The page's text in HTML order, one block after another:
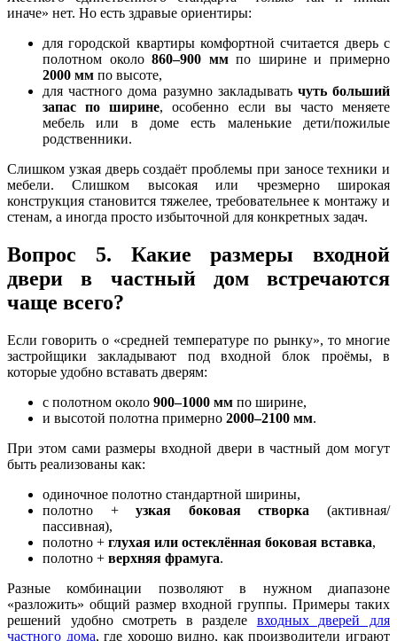
иначе» нет. Но есть здравые ориентиры:
для городской квартиры комфортной считается дверь с
полотном около860–900 ммпо ширине и примерно
2000 мм по высоте,
для частного дома разумно закладывать чуть больший
запас по ширине, особенно если вы часто меняете
мебель или в доме есть маленькие дети/пожилые
родственники.
Слишком узкая дверь создаёт проблемы при заносе техники и
мебели. Слишком высокая или чрезмерно широкая
конструкция становится тяжелее, требовательнее к монтажу и
стенам, а иногда просто избыточной для конкретных задач.
Вопрос 5. Какие размеры входной
двери в частный дом встречаются
чаще всего?
Если говорить о «средней температуре по рынку», то многие
застройщики закладывают под входной блок проёмы, в
которые удобно вставать дверям:
с полотном около 900–1000 мм по ширине,
и высотой полотна примерно 2000–2100 мм.
При этом сами размеры входной двери в частный дом могут
быть реализованы как:
одиночное полотно стандартной ширины,
полотно +узкая боковая створка (активная/
пассивная),
полотно + глухая или остеклённая боковая вставка,
полотно + верхняя фрамуга.
Разные комбинации позволяют в нужном диапазоне
«разложить» общий размер входной группы. Примеры таких
решений удобно смотреть в разделе входных дверей для
частного дома, где хорошо видно, как производители играют